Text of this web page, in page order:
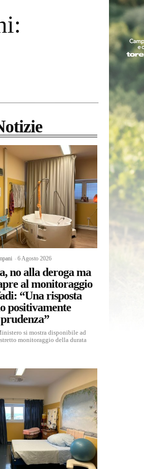
-6 Agosto 2026
no alla deroga ma
al monitoraggio
“Una risposta
positivamente
si mostra disponibile ad
monitoraggio della durata